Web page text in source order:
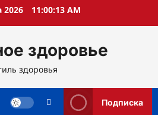
2026 11:00:14 AM
здоровье
здоровья
Подписка